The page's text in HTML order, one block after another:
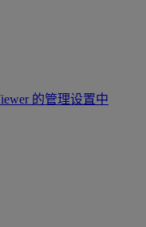
的管理设置中